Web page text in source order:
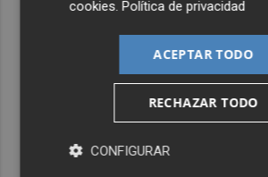
cookies .Política de privacidad
ACEPTAR TODO
RECHAZAR TODO
CONFIGURAR